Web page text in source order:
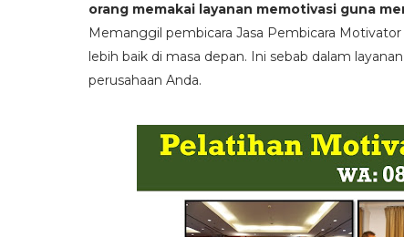
orang memakai layanan memotivasi guna
Memanggil pembicara Jasa Pembicara
lebih baik di masa depan. Ini sebab dalam
perusahaan Anda.